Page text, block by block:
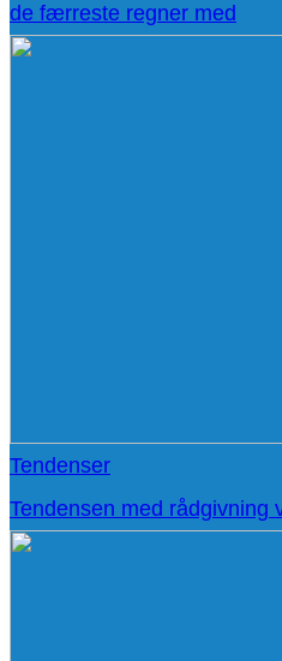
de færreste regner med
Tendenser
Tendensen med rådgivning